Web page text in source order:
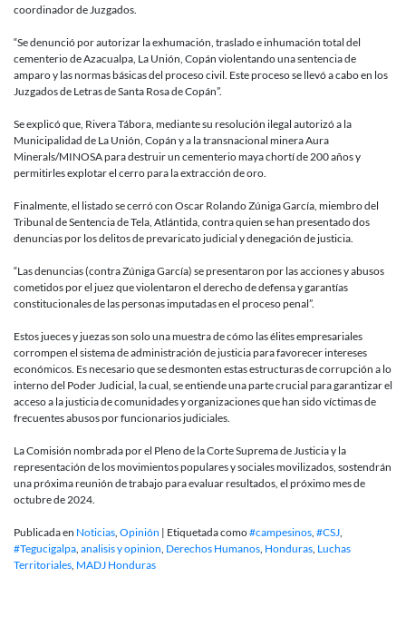
coordinador de Juzgados.
“Se denunció por autorizar la exhumación, traslado e inhumación total del
cementerio de Azacualpa, La Unión, Copán violentando una sentencia de
amparo y las normas básicas del proceso civil. Este proceso se llevó a cabo en los
Juzgados de Letras de Santa Rosa de Copán”.
Se explicó que, Rivera Tábora, mediante su resolución ilegal autorizó a la
Municipalidad de La Unión, Copán y a la transnacional minera Aura
Minerals/MINOSA para destruir un cementerio maya chortí de 200 años y
permitirles explotar el cerro para la extracción de oro.
Finalmente, el listado se cerró con Oscar Rolando Zúniga García, miembro del
Tribunal de Sentencia de Tela, Atlántida, contra quien se han presentado dos
denuncias por los delitos de prevaricato judicial y denegación de justicia.
“Las denuncias (contra Zúniga García) se presentaron por las acciones y abusos
cometidos por el juez que violentaron el derecho de defensa y garantías
constitucionales de las personas imputadas en el proceso penal”.
Estos jueces y juezas son solo una muestra de cómo las élites empresariales
corrompen el sistema de administración de justicia para favorecer intereses
económicos. Es necesario que se desmonten estas estructuras de corrupción a lo
interno del Poder Judicial, la cual, se entiende una parte crucial para garantizar el
acceso a la justicia de comunidades y organizaciones que han sido víctimas de
frecuentes abusos por funcionarios judiciales.
La Comisión nombrada por el Pleno de la Corte Suprema de Justicia y la
representación de los movimientos populares y sociales movilizados, sostendrán
una próxima reunión de trabajo para evaluar resultados, el próximo mes de
octubre de 2024.
Publicada en Noticias, Opinión | Etiquetada como#campesinos, #CSJ,
#Tegucigalpa, analisis y opinion, Derechos Humanos, Honduras, Luchas
Territoriales, MADJ Honduras